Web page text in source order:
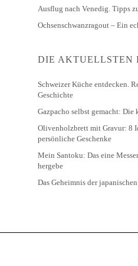
Ausflug nach Venedig. Tipps
Ochsenschwanzragout – Ein
DIE AKTUELLSTEN
Schweizer Küche entdecken.
Geschichte
Gazpacho selbst gemacht: Die
Olivenholzbrett mit Gravur: 8
persönliche Geschenke
Mein Santoku: Das eine
hergebe
Das Geheimnis der